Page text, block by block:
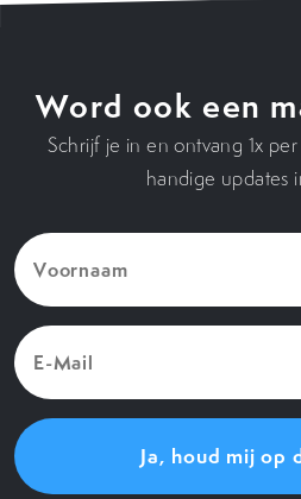
Word ook een
Schrijf je in en ontvang 1x
handige updates
Voornaam
(Vereist)
E-
Mail
(Vereist)